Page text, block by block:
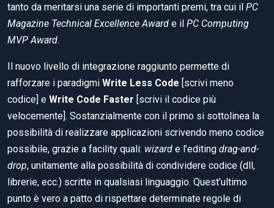
tanto da meritarsi una serie di importanti premi, tra cui il PC
Magazine Technical Excellence Award e il PC Computing
MVP Award.
Il nuovo livello di integrazione raggiunto permette di
rafforzare i paradigmi Write Less Code [scrivi meno
codice] e Write Code Faster [scrivi il codice più
velocemente]. Sostanzialmente con il primo si sottolinea la
possibilità di realizzare applicazioni scrivendo meno codice
possibile, grazie a facility quali: wizard e l’editing drag-and-
drop, unitamente alla possibilità di condividere codice (dll,
librerie, ecc.) scritte in qualsiasi linguaggio. Quest’ultimo
punto è vero a patto di rispettare determinate regole di